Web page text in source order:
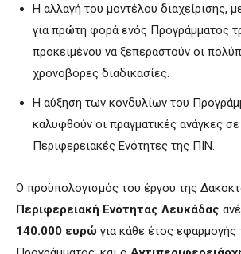
Η αλλαγή του μοντέλου διαχείρισης,
για πρώτη φορά ενός Προγράμματος
προκειμένου να ξεπεραστούν οι
χρονοβόρες διαδικασίες.
Η αύξηση των κονδυλίων του
καλυφθούν οι πραγματικές ανάγκες
Περιφερειακές Ενότητες της ΠΙΝ.
O προϋπολογισμός του έργου της
Περιφερειακή Ενότητας Λευκάδας
140.000 ευρώ για κάθε έτος εφαρμογής